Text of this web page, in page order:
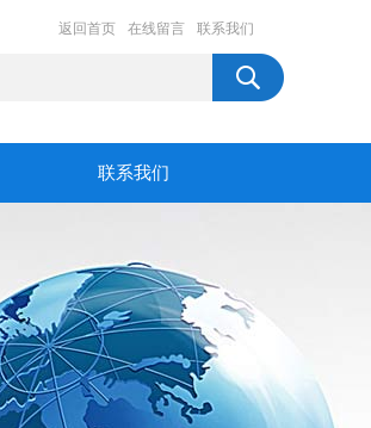
返回首页 在线留言 联系我们
联系我们